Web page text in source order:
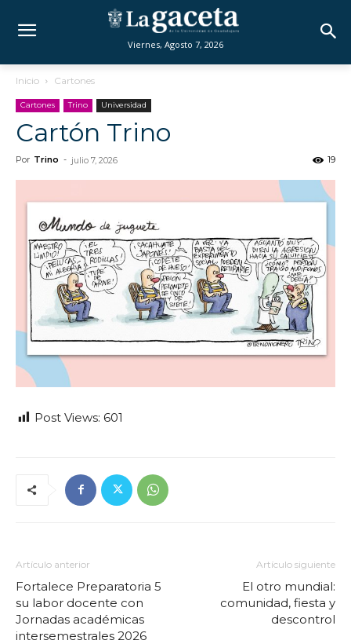
Viernes, Agosto 7, 2026
Inicio Cartones
Cartones Trino Universidad
Cartón Trino
Por Trino - julio 7, 2026 19
Post Views: 601
Artículo anterior
Fortalece Preparatoria 5
su labor docente con
Jornadas académicas
intersemestrales 2026
Artículo siguiente
El otro mundial:
comunidad, fiesta y
descontrol